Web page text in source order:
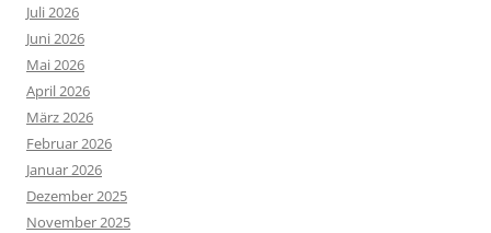
Juli 2026
Juni 2026
Mai 2026
April 2026
März 2026
Februar 2026
Januar 2026
Dezember 2025
November 2025